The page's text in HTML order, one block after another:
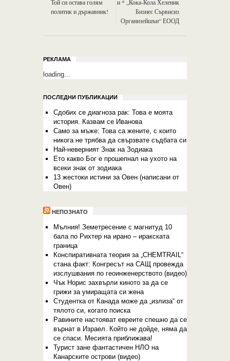
Той си остава голям
политик и държавник!
и * „Кока-Кола Хеленик
Бизнес Сървисиз
Организейшън“ ЕООД
РЕКЛАМА
loading...
ПОСЛЕДНИ ПУБЛИКАЦИИ
Сдобих се диагноза рак: Това е моята
история. Казвам се Иванова
Само за мъже: Това са жените, с които
никога не трябва да свързвате съдбата си
Най-неверният Знак на Зодиака
Ето какво Бог е прошепнал на ухото на
всеки знак от зодиака
13 жестоки истини за Овен (написани от
Овен)
НЕПОЗНАТО
Мълния! Земетресение с магнитуд 10
бала по Рихтер на ирано – иракската
граница
Конспиративната теория за „CHEMTRAIL“
стана факт: Конгресът на САЩ провежда
изслушвания по геоинженерството (видео)
Чък Норис захвърли киното за да се
грижи за умиращата си жена
Студентка от Канада може да „излиза“ от
тялото си, когато поиска
Равините настояват евреите спешно да се
върнат в Израел. Който не дойде, няма да
се спаси. Месията приближава!
Турист зане фантастичен НЛО на
Канарските острови (видео)